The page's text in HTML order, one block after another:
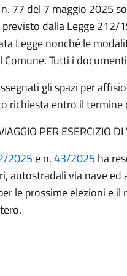
77 del 7 maggio 2025
dalla Legge 212/
Legge nonché le
Tutti i
gli spazi per
richiesta entro il termine
PER ESERCIZIO DI
2025 e n.43/2025 ha
autostradali via nave ed
le prossime elezioni e